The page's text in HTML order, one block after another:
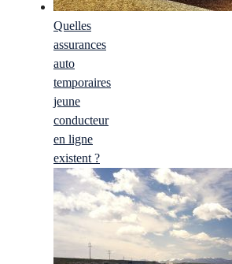
Quelles
assurances
auto
temporaires
jeune
conducteur
en ligne
existent ?